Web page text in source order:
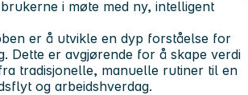
i møte med ny, intelligent
er å utvikle en dyp forståelse for
Dette er avgjørende for å skape verdi
tradisjonelle, manuelle rutiner til en
og arbeidshverdag.